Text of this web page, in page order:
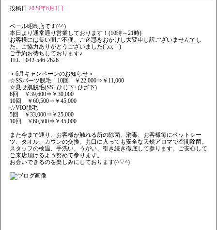
投稿日 2020年6月1日
ベール昭島店です(^^)
本日より通常通り営業しております！(10時～21時)
お客様には長い間ご不便、ご迷惑をおかけし大変申し訳ございませんでし
た。ご協力ありがとうございました(´;ω;｀)
ご予約お待ちしております♪
TEL 042-546-2626
＜6月キャンペーンのお知らせ＞
☆SSパーツ脱毛 10回 ￥22,000⇒￥11,000
☆見せ肌脱毛(SS+ひじ下+ひざ下)
6回 ￥39,600⇒￥30,000
10回 ￥60,500⇒￥45,000
☆VIO脱毛
5回 ￥33,000⇒￥25,000
10回 ￥60,500⇒￥45,000
また今まで通り、お客様が触れる所の除菌、消毒、お客様毎にベットシー
ツ、タオル、ガウンの交換。お口に入っても安全な天然アロマで空間除菌。
スタッフの検温、手洗い、うがい、引き続き徹底して参ります。ご安心して
ご来店頂けるよう努めて参ります。
お会いできるのを楽しみにしております(^▽^)